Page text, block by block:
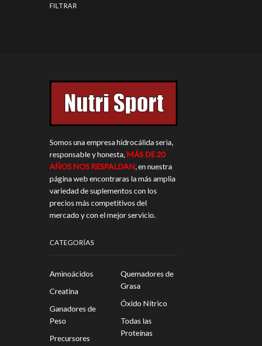
FILTRAR
Somos una empresa hidrocálida seria,
responsable y honesta, MÁS DE 20
AÑOS NOS RESPALDAN , en nuestra
página web encontraras la más amplia
variedad de suplementos con los
precios más competitivos del
mercado y con el mejor servicio.
CATEGORÍAS
Aminoácidos
Creatina
Ganadores de
Peso
Precursores
Quemadores de
Grasa
Óxido Nítrico
Todas las
Proteínas